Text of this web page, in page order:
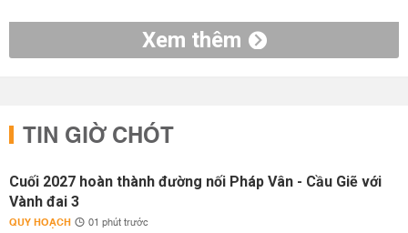
Xem thêm
TIN GIỜ CHÓT
Cuối 2027 hoàn thành đường nối Pháp Vân - Cầu Giẽ với
Vành đai 3
QUY HOẠCH 01 phút trước